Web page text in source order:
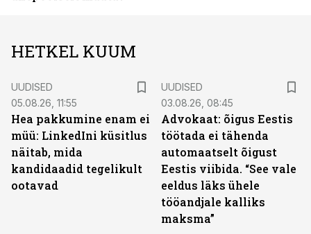
HETKEL KUUM
UUDISED
05.08.26, 11:55
Hea pakkumine enam ei
müü: LinkedIni küsitlus
näitab, mida
kandidaadid tegelikult
ootavad
UUDISED
03.08.26, 08:45
Advokaat: õigus Eestis
töötada ei tähenda
automaatselt õigust
Eestis viibida. “See vale
eeldus läks ühele
tööandjale kalliks
maksma”